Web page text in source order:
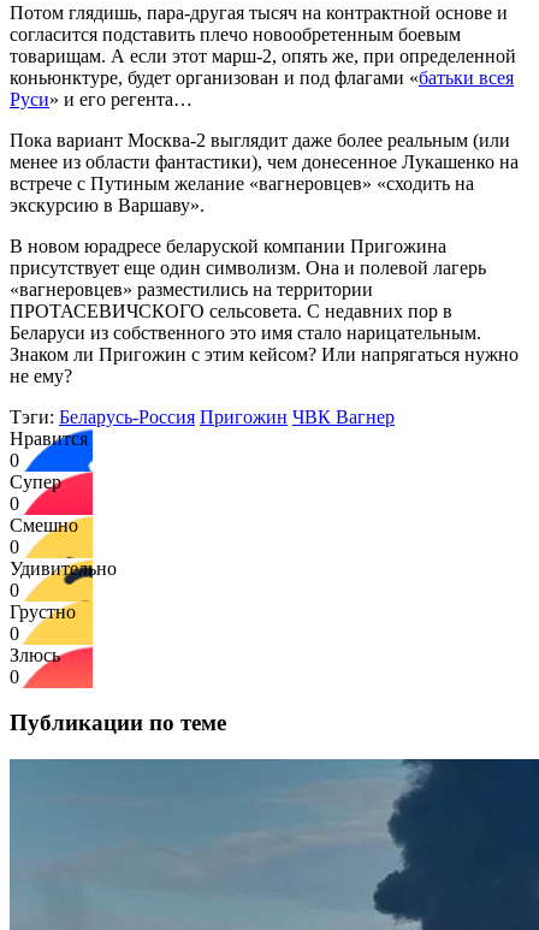
Потом глядишь, пара-другая тысяч на контрактной основе и
согласится подставить плечо новообретенным боевым
товарищам. А если этот марш-2, опять же, при определенной
коньюнктуре, будет организован и под флагами «батьки всея
Руси» и его регента…
Пока вариант Москва-2 выглядит даже более реальным (или
менее из области фантастики), чем донесенное Лукашенко на
встрече с Путиным желание «вагнеровцев» «сходить на
экскурсию в Варшаву».
В новом юрадресе беларуской компании Пригожина
присутствует еще один символизм. Она и полевой лагерь
«вагнеровцев» разместились на территории
ПРОТАСЕВИЧСКОГО сельсовета. С недавних пор в
Беларуси из собственного это имя стало нарицательным.
Знаком ли Пригожин с этим кейсом? Или напрягаться нужно
не ему?
Тэги: Беларусь-Россия Пригожин ЧВК Вагнер
Нравится
0
Супер
0
Смешно
0
Удивительно
0
Грустно
0
Злюсь
0
Публикации по теме